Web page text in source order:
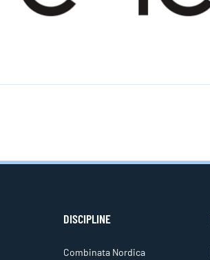
DISCIPLINE
Combinata Nordica